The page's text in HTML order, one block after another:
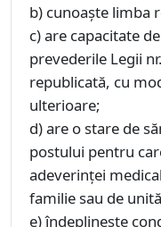
b) cunoaște limba
c) are capacitate
prevederile Legii
republicată, cu
ulterioare;
d) are o stare de
postului pentru
adeverinței
familie sau de
e) îndeplinește